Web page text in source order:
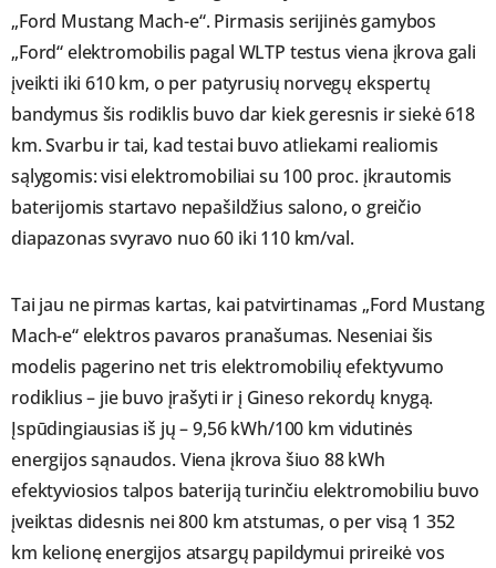
„Ford Mustang Mach-e“. Pirmasis serijinės gamybos
„Ford“ elektromobilis pagal WLTP testus viena įkrova gali
įveikti iki 610 km, o per patyrusių norvegų ekspertų
bandymus šis rodiklis buvo dar kiek geresnis ir siekė 618
km. Svarbu ir tai, kad testai buvo atliekami realiomis
sąlygomis: visi elektromobiliai su 100 proc. įkrautomis
baterijomis startavo nepašildžius salono, o greičio
diapazonas svyravo nuo 60 iki 110 km/val.
Tai jau ne pirmas kartas, kai patvirtinamas „Ford Mustang
Mach-e“ elektros pavaros pranašumas. Neseniai šis
modelis pagerino net tris elektromobilių efektyvumo
rodiklius – jie buvo įrašyti ir į Gineso rekordų knygą.
Įspūdingiausias iš jų – 9,56 kWh/100 km vidutinės
energijos sąnaudos. Viena įkrova šiuo 88 kWh
efektyviosios talpos bateriją turinčiu elektromobiliu buvo
įveiktas didesnis nei 800 km atstumas, o per visą 1 352
km kelionę energijos atsargų papildymui prireikė vos